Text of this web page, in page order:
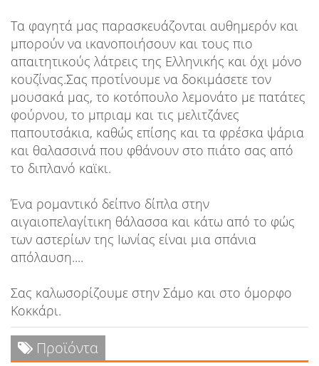
Τα φαγητά μας παρασκευάζονται αυθημερόν και
μπορούν να ικανοποιήσουν και τους πιο
απαιτητικούς λάτρεις της Ελληνικής και όχι μόνο
κουζίνας.Σας προτίνουμε να δοκιμάσετε τον
μουσακά μας, το κοτόπουλο λεμονάτο με πατάτες
φούρνου, το μπριαμ και τις μελιτζάνες
παπουτσάκια, καθώς επίσης και τα φρέσκα ψάρια
και θαλασσινά που φθάνουν στο πιάτο σας από
το διπλανό καϊκι.
Ένα ρομαντικό δείπνο δίπλα στην
αιγαιοπελαγίτικη θάλασσα και κάτω από το φώς
των αστερίων της Ιωνίας είναι μια σπάνια
απόλαυση....
Σας καλωσορίζουμε στην Σάμο και στο όμορφο
Κοκκάρι.
Προϊόντα